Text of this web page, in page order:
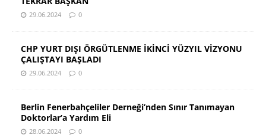
29.06.2024 0
CHP YURT DIŞI ÖRGÜTLENME İKİNCİ YÜZYIL VİZYONU
ÇALIŞTAYI BAŞLADI
29.06.2024 0
Berlin Fenerbahçeliler Derneği’nden Sınır Tanımayan
Doktorlar’a Yardım Eli
28.06.2024 0